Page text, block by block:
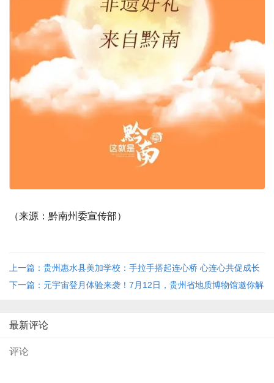
（来源：黔南州委宣传部）
上一篇：贵州惠水县美加学校：手拉手搭起连心桥 心连心共促成长
路
下一篇：元宇宙登月体验来袭！7月12日，贵州省地质博物馆邀你解
最新评论